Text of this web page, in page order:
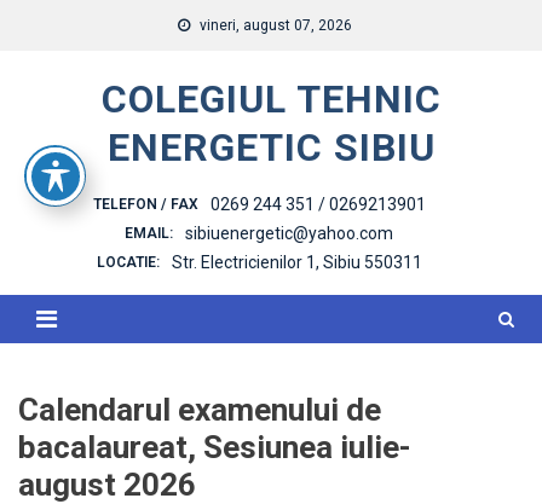
vineri, august 07, 2026
COLEGIUL TEHNIC
ENERGETIC SIBIU
TELEFON / FAX 0269 244 351 / 0269213901
EMAIL: sibiuenergetic@yahoo.com
LOCATIE: Str. Electricienilor 1, Sibiu 550311
Calendarul examenului de
bacalaureat, Sesiunea iulie-
august 2026